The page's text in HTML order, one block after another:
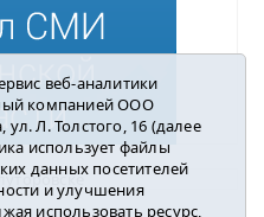
веб-аналитики
компанией ООО
ул. Л. Толстого, 16 (далее
использует файлы
данных посетителей
и улучшения
использовать ресурс,